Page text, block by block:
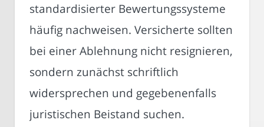
standardisierter Bewertungssysteme
häufig nachweisen. Versicherte sollten
bei einer Ablehnung nicht resignieren,
sondern zunächst schriftlich
widersprechen und gegebenenfalls
juristischen Beistand suchen.